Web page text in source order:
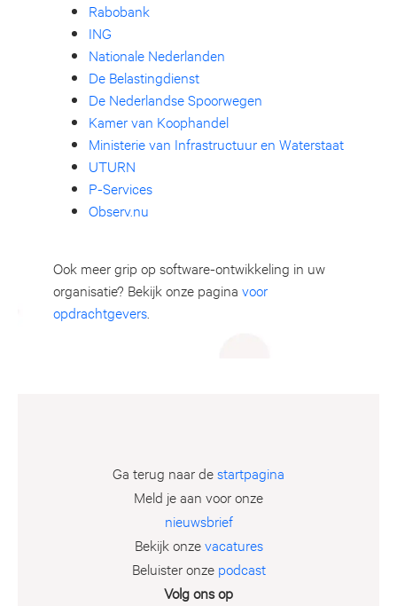
Rabobank
ING
Nationale Nederlanden
De Belastingdienst
De Nederlandse Spoorwegen
Kamer van Koophandel
Ministerie van Infrastructuur en Waterstaat
UTURN
P-Services
Observ.nu
Ook meer grip op software-ontwikkeling in uw
organisatie? Bekijk onze pagina voor
opdrachtgevers
Ga terug naar destartpagina
Meld je aan voor onze
nieuwsbrief
Bekijk onzevacatures
Beluister onze podcast
Volg ons op